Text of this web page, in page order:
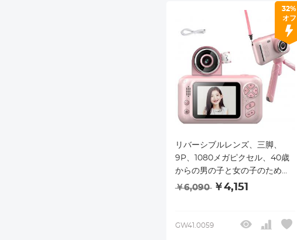
32%
オフ
リバーシブルレンズ、三脚、
9P、1080メガピクセル、40歳
からの男の子と女の子のための
最高のキッズカメラを備えたS3
￥6,090 ￥4,151
GW41.0059